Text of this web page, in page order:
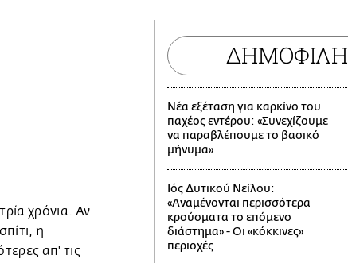
χρόνια. Αν
η
απ' τις
ΔΗΜΟΦΙΛΗ
Νέα εξέταση για καρκίνο του
παχέος εντέρου: «Συνεχίζουμε
να παραβλέπουμε το βασικό
μήνυμα»
Ιός Δυτικού Νείλου:
«Αναμένονται περισσότερα
κρούσματα το επόμενο
διάστημα» - Οι «κόκκινες»
περιοχές